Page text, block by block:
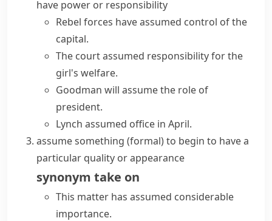
have power or responsibility
Rebel forces have assumed control of the
capital.
The courtassumed responsibilityfor the
girl's welfare.
Goodman will assume the role of
president.
Lynch assumed office in April.
assume something (formal)to begin to have a
particular quality or appearance
synonym take on
This matter has assumed considerable
importance.